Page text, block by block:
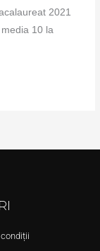
2021
10 la